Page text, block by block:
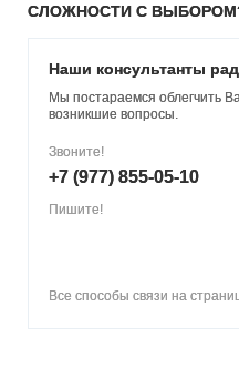
СЛОЖНОСТИ С
Наши консультанты
Мы постараемся облегчить
возникшие вопросы.
Звоните!
+7 (977) 855-05-10
Пишите!
Все способы связи на